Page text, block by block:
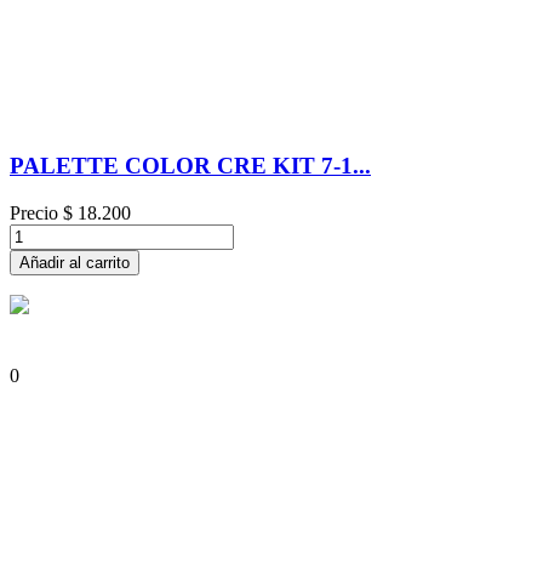
PALETTE COLOR CRE KIT 7-1...
Precio $ 18.200
Añadir al carrito
0